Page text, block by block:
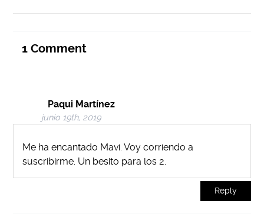
1 Comment
Paqui Martínez
junio 19th, 2019
Me ha encantado Mavi. Voy corriendo a
suscribirme. Un besito para los 2.
Reply